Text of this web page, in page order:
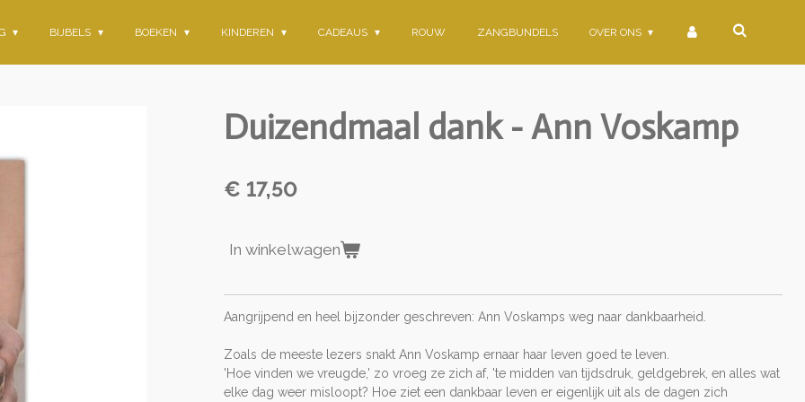
BIJBELS BOEKEN KINDEREN CADEAUS ROUW ZANGBUNDELS OVER ONS
Duizendmaal dank - Ann Voskamp
€ 17,50
In winkelwagen
Aangrijpend en heel bijzonder geschreven: Ann Voskamps weg naar dankbaarheid.
Zoals de meeste lezers snakt Ann Voskamp ernaar haar leven goed te leven.
'Hoe vinden we vreugde,' zo vroeg ze zich af, 'te midden van tijdsdruk, geldgebrek, en alles wat
elke dag weer misloopt? Hoe ziet een dankbaar leven er eigenlijk uit als de dagen zich